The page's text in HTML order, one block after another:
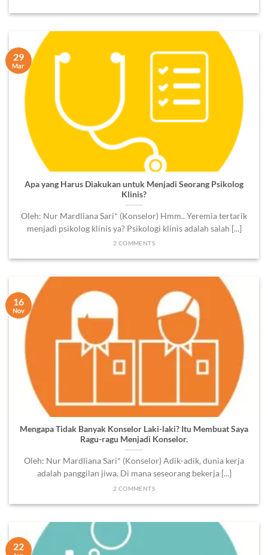
Apa yang Harus Diakukan untuk Menjadi Seorang Psikolog
Klinis?
Oleh: Nur Mardliana Sari* (Konselor) Hmm.. Yeremia tertarik
menjadi psikolog klinis ya? Psikologi klinis adalah salah [...]
2 COMMENTS
29
Mar
Mengapa Tidak Banyak Konselor Laki-laki? Itu Membuat Saya
Ragu-ragu Menjadi Konselor.
Oleh: Nur Mardliana Sari* (Konselor) Adik-adik, dunia kerja
adalah panggilan jiwa. Di mana seseorang bekerja [...]
2 COMMENTS
16
Nov
22